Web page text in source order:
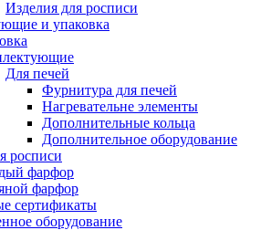
Изделия для росписи
и упаковка
Для печей
Фурнитура для печей
Нагревательне элементы
Дополнительные кольца
Дополнительное оборудование
росписи
фарфор
фарфор
сертификаты
оборудование